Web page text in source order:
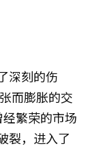
深刻的伤
而膨胀的交
繁荣的市场
裂，进入了